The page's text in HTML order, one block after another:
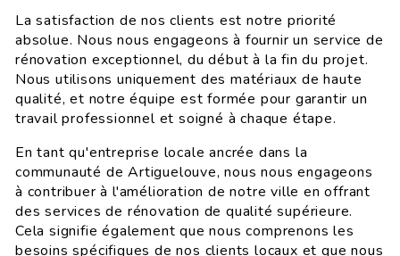
La satisfaction de nos clients est notre priorité
absolue. Nous nous engageons à fournir un service de
rénovation exceptionnel, du début à la fin du projet.
Nous utilisons uniquement des matériaux de haute
qualité, et notre équipe est formée pour garantir un
travail professionnel et soigné à chaque étape.
En tant qu'entreprise locale ancrée dans la
communauté de Artiguelouve, nous nous engageons
à contribuer à l'amélioration de notre ville en offrant
des services de rénovation de qualité supérieure.
Cela signifie également que nous comprenons les
besoins spécifiques de nos clients locaux et que nous